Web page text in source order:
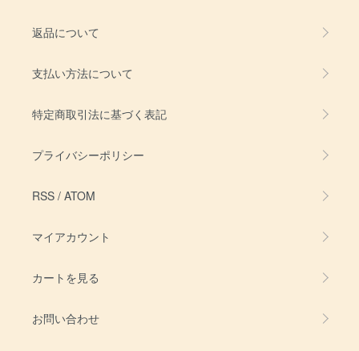
返品について
支払い方法について
特定商取引法に基づく表記
プライバシーポリシー
RSS / ATOM
マイアカウント
カートを見る
お問い合わせ